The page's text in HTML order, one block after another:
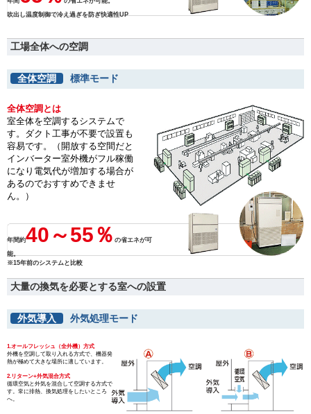
吹出し温度制御で冷え過ぎを防ぎ快適性UP
工場全体への空調
全体空調 標準モード
全体空調とは
室全体を空調するシステムで
す。ダクト工事が不要で設置も
容易です。（開放する空間だと
インバーター室外機がフル稼働
になり電気代が増加する場合が
あるのでおすすめできませ
ん。）
年間約40～55％ の省エネが可
能。
※15年前のシステムと比較
大量の換気を必要とする室への設置
外気導入 外気処理モード
1.オールフレッシュ（全外機）方式
外機を空調して取り入れる方式で、機器発
熱が極めて大きな場所に適しています。
2.リターン+外気混合方式
循環空気と外気を混合して空調する方式で
す。常に排熱、換気処理をしたいところ
へ。